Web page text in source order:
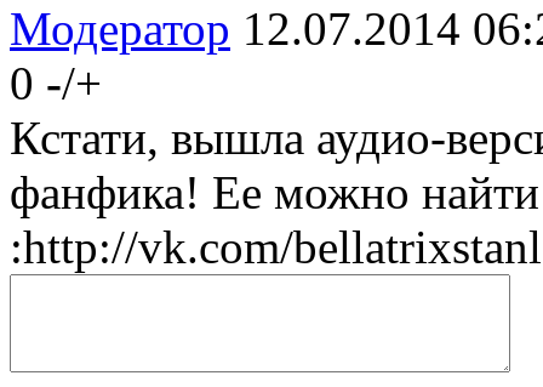
Модератор 12.07.2014
0 -/+
Кстати, вышла аудио-
фанфика! Ее можно найти
:http://vk.com/